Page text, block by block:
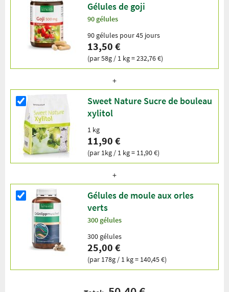
Gélules de goji
90 gélules
90 gélules pour 45 jours
13,50 €
(par 58g / 1 kg = 232,76 €)
Sweet Nature Sucre de bouleau
xylitol
1 kg
11,90 €
(par 1kg / 1 kg = 11,90 €)
Gélules de moule aux orles
verts
300 gélules
300 gélules
25,00 €
(par 178g / 1 kg = 140,45 €)